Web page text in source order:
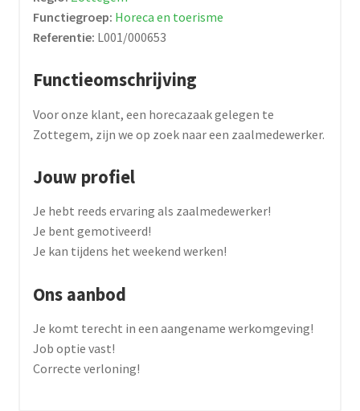
Functiegroep: Horeca en toerisme
Referentie: L001/000653
Functieomschrijving
Voor onze klant, een horecazaak gelegen te
Zottegem, zijn we op zoek naar een zaalmedewerker.
Jouw profiel
Je hebt reeds ervaring als zaalmedewerker!
Je bent gemotiveerd!
Je kan tijdens het weekend werken!
Ons aanbod
Je komt terecht in een aangename werkomgeving!
Job optie vast!
Correcte verloning!